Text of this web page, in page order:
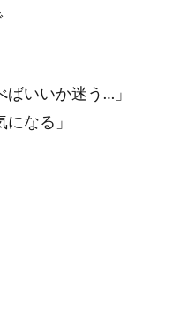
ばいいか迷う…」
なる」